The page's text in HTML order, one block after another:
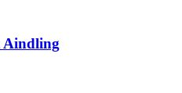
Aindling